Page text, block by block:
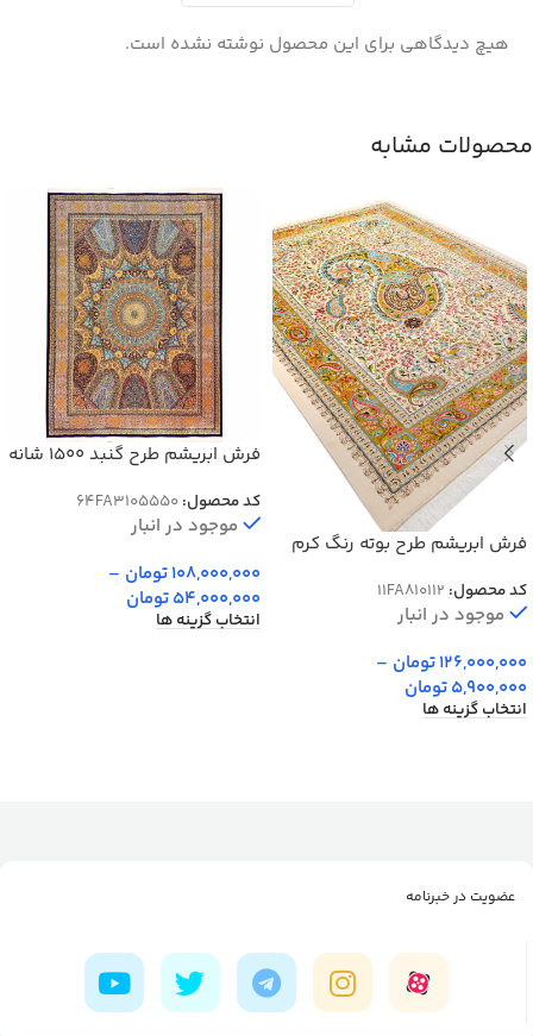
هیچ دیدگاهی برای این محصول نوشته نشده است.
محصولات مشابه
فرش ابریشم طرح بوته رنگ کرم
کد محصول: 11FA810112
موجود در انبار
126,000,000تومان –
5,900,000تومان
انتخاب گزینه ها
فرش ابریشم طرح گنبد 1500 شانه
کد محصول:64FA3105550
موجود در انبار
108,000,000تومان –
54,000,000تومان
انتخاب گزینه ها
عضویت در خبرنامه